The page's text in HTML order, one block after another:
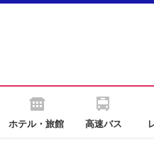
ホテル・旅館 高速バス